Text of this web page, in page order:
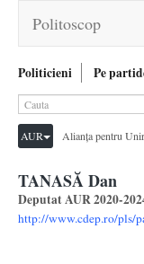
Politoscop
Politicieni Pe
AUR Alianța pentru
TANASĂ Dan
Deputat AUR 2020-
http://www.cdep.ro/pls/